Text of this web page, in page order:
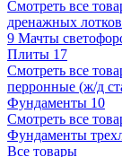
Смотреть все
дренажных
9 Мачты
Плиты 17
Смотреть все
перронные (ж/д
Фундаменты 10
Смотреть все
Фундаменты
Все товары